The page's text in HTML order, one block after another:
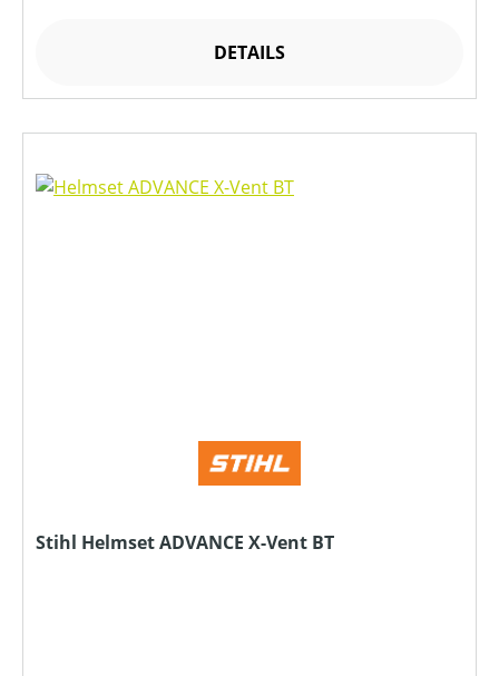
DETAILS
Stihl Helmset ADVANCE X-Vent BT